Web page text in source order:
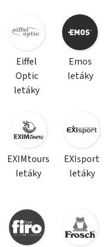
Eiffel
Optic
letáky
Emos
letáky
EXIMtours
letáky
EXIsport
letáky